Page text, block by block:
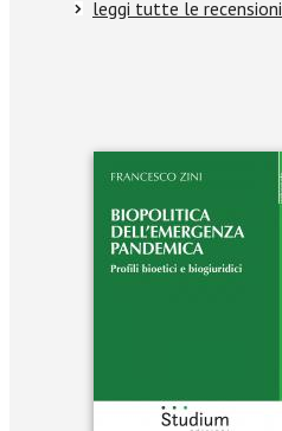
leggi tutte le recensioni